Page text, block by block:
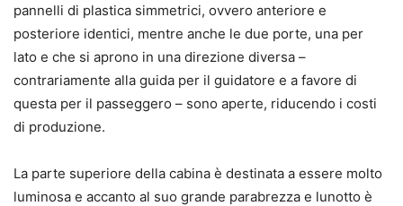
pannelli di plastica simmetrici, ovvero anteriore e
posteriore identici, mentre anche le due porte, una per
lato e che si aprono in una direzione diversa –
contrariamente alla guida per il guidatore e a favore di
questa per il passeggero – sono aperte, riducendo i costi
di produzione.
La parte superiore della cabina è destinata a essere molto
luminosa e accanto al suo grande parabrezza e lunotto è